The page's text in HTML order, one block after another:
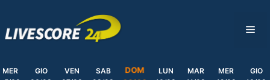
content
MER
GIO
VEN
SAB
DOM
LUN
MAR
MER
GIO